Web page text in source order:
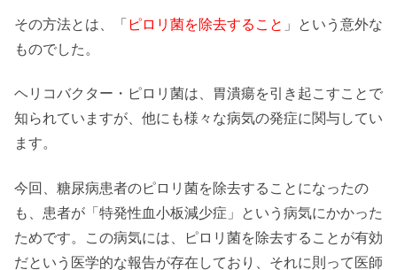
その方法とは、「 ピロリ菌を除去すること 」という意外な
ものでした。
ヘリコバクター・ピロリ菌は、胃潰瘍を引き起こすことで
知られていますが、他にも様々な病気の発症に関与してい
ます。
今回、糖尿病患者のピロリ菌を除去することになったの
も、患者が「特発性血小板減少症」という病気にかかった
ためです。この病気には、ピロリ菌を除去することが有効
だという医学的な報告が存在しており、それに則って医師